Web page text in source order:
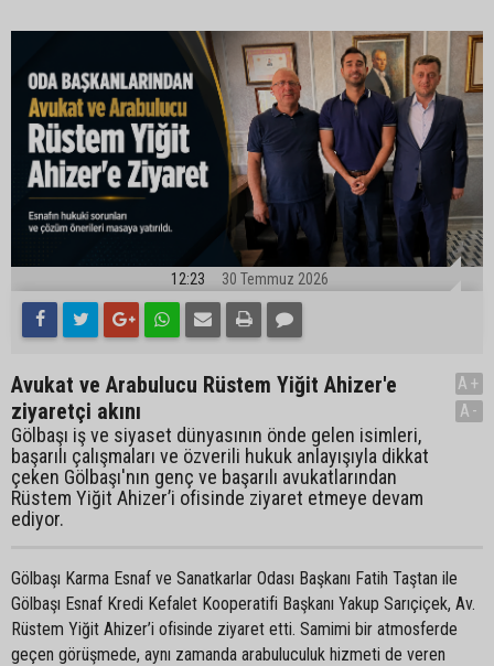
12:23 30 Temmuz 2026
Avukat ve Arabulucu Rüstem Yiğit Ahizer'e
ziyaretçi akını
Gölbaşı iş ve siyaset dünyasının önde gelen isimleri,
başarılı çalışmaları ve özverili hukuk anlayışıyla dikkat
çeken Gölbaşı'nın genç ve başarılı avukatlarından
Rüstem Yiğit Ahizer’i ofisinde ziyaret etmeye devam
ediyor.
A+
A-
Gölbaşı Karma Esnaf ve Sanatkarlar Odası Başkanı Fatih Taştan ile
Gölbaşı Esnaf Kredi Kefalet Kooperatifi Başkanı Yakup Sarıçiçek, Av.
Rüstem Yiğit Ahizer’i ofisinde ziyaret etti. Samimi bir atmosferde
geçen görüşmede, aynı zamanda arabuluculuk hizmeti de veren